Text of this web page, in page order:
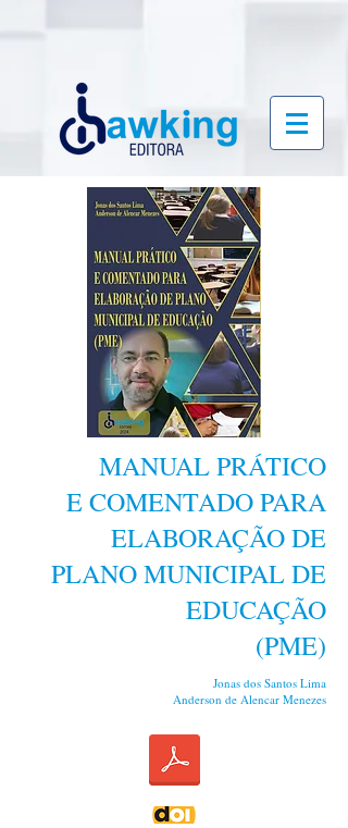
MANUAL PRÁTICO
E COMENTADO PARA
ELABORAÇÃO DE
PLANO MUNICIPAL DE
EDUCAÇÃO
(PME)
Jonas dos Santos Lima
Anderson de Alencar Menezes